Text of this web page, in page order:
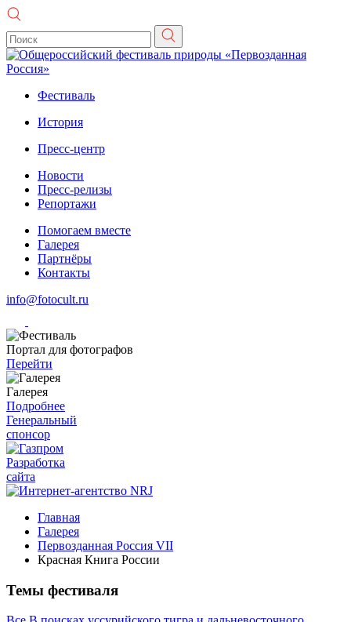
Фестиваль
История
Пресс-центр
Новости
Пресс-релизы
Репортажи
Помогаем вместе
Галерея
Партнёры
Контакты
info@fotocult.ru
Портал для фотографов
Перейти
Галерея
Подробнее
Генеральный
спонсор
Разработка
сайта
Главная
Галерея
Первозданная Россия VII
Красная Книга России
Темы фестиваля